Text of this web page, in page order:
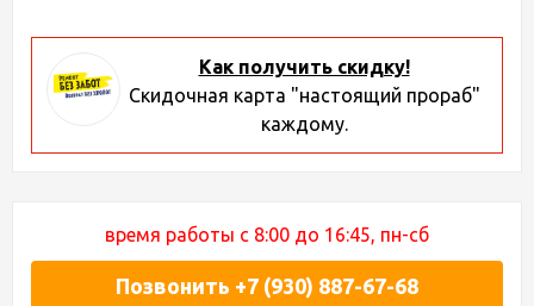
Как получить скидку!
Скидочная карта "настоящий прораб"
каждому.
время работы с 8:00 до 16:45, пн-сб
Позвонить +7 (930) 887-67-68